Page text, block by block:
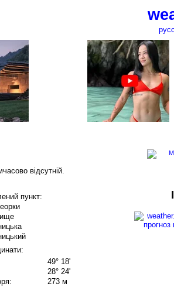
відсутній.
пункт:
49° 18'
28° 24'
273 м